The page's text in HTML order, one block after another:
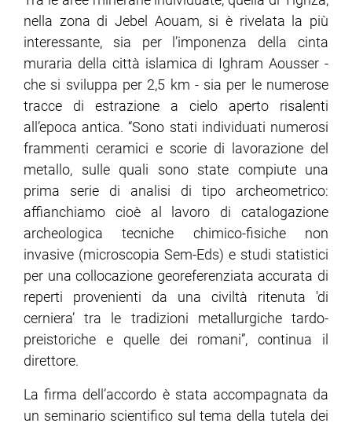
nella zona di Jebel Aouam, si è rivelata la più
interessante, sia per l’imponenza della cinta
muraria della città islamica di Ighram Aousser -
che si sviluppa per 2,5 km - sia per le numerose
tracce di estrazione a cielo aperto risalenti
all’epoca antica. “Sono stati individuati numerosi
frammenti ceramici e scorie di lavorazione del
metallo, sulle quali sono state compiute una
prima serie di analisi di tipo archeometrico:
affianchiamo cioè al lavoro di catalogazione
archeologica tecniche chimico-fisiche non
invasive (microscopia Sem-Eds) e studi statistici
per una collocazione georeferenziata accurata di
reperti provenienti da una civiltà ritenuta 'di
cerniera’ tra le tradizioni metallurgiche tardo-
preistoriche e quelle dei romani”, continua il
direttore.
La firma dell’accordo è stata accompagnata da
un seminario scientifico sul tema della tutela dei